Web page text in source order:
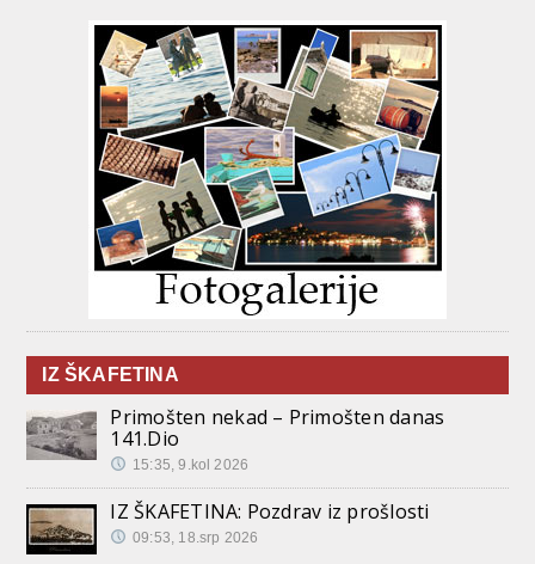
IZ ŠKAFETINA
Primošten nekad – Primošten danas
141.Dio
15:35, 9.kol 2026
IZ ŠKAFETINA: Pozdrav iz prošlosti
09:53, 18.srp 2026